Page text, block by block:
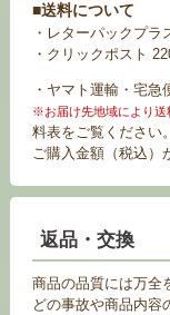
■送料について
・レターパックプラ
・クリックポスト
・ヤマト運輸・宅急
※お届け先地域により送
料表をご覧ください。
ご購入金額（税込）
返品・交換
商品の品質には万全
どの事故や商品内容